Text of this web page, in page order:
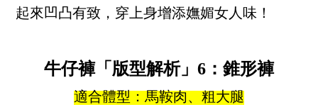
起來凹凸有致，穿上身增添嫵媚女人味！
牛仔褲「版型解析」6：錐形褲
適合體型：馬鞍肉、粗大腿